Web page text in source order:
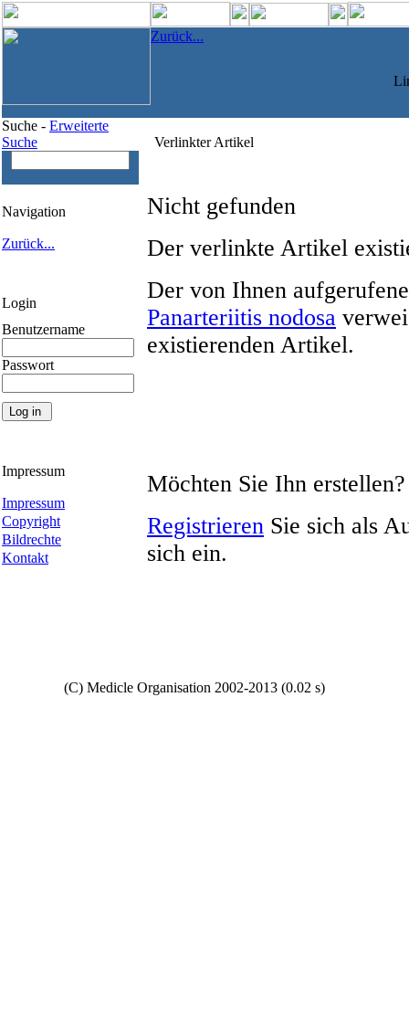
Zurück...
Suche - Erweiterte
Suche
Navigation
Zurück...
Login
Benutzername
Passwort
Impressum
Impressum
Copyright
Bildrechte
Kontakt
Verlinkter Artikel
Nicht gefunden
Der verlinkte Artikel
Der von Ihnen
Panarteriitis nodosa
existierenden Artikel.
Möchten Sie Ihn erstellen?
Registrieren Sie sich als
sich ein.
(C) Medicle Organisation 2002-2013 (0.02 s)